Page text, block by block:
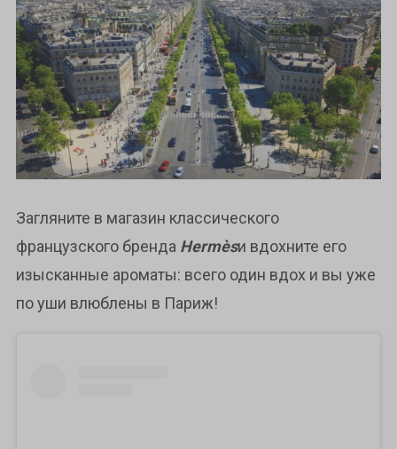
Загляните в магазин классического
французского бренда Hermèsи вдохните его
изысканные ароматы: всего один вдох и вы уже
по уши влюблены в Париж!